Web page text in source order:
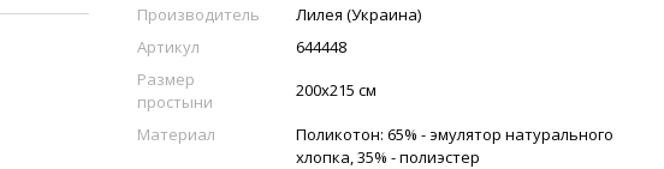
Производитель
Лилея (Украина)
Артикул
644448
Размер
простыни
200х215 см
Материал
Поликотон: 65% - эмулятор натурального
хлопка, 35% - полиэстер